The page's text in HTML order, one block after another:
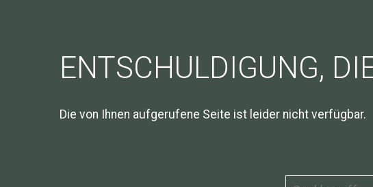
ENTSCHULDIGUNG,
Die von Ihnen aufgerufene Seite ist leider nicht verfügbar.